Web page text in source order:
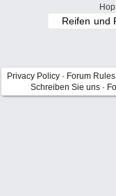
Privacy Policy · Forum Rules
Schreiben Sie uns ·